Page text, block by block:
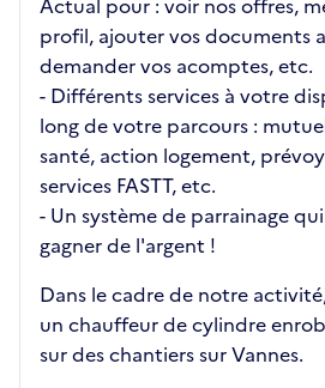
Actual pour : voir nos offres,
profil, ajouter vos documents
demander vos acomptes, etc.
- Différents services à votre
long de votre parcours :
santé, action logement,
services FASTT, etc.
- Un système de parrainage
gagner de l'argent !
Dans le cadre de notre
un chauffeur de cylindre
sur des chantiers sur Vannes.